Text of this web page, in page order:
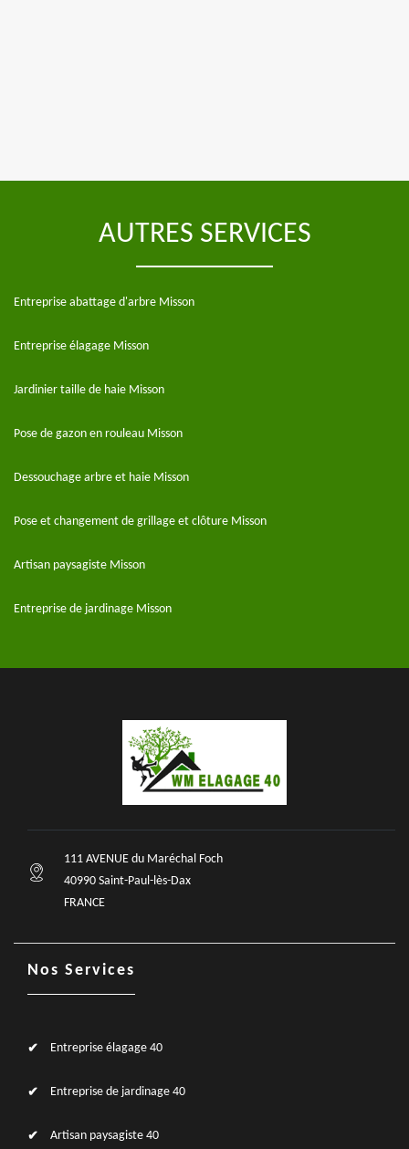
AUTRES SERVICES
Entreprise abattage d'arbre Misson
Entreprise élagage Misson
Jardinier taille de haie Misson
Pose de gazon en rouleau Misson
Dessouchage arbre et haie Misson
Pose et changement de grillage et clôture Misson
Artisan paysagiste Misson
Entreprise de jardinage Misson
111 AVENUE du Maréchal Foch
40990 Saint-Paul-lès-Dax
FRANCE
Nos Services
Entreprise élagage 40
Entreprise de jardinage 40
Artisan paysagiste 40